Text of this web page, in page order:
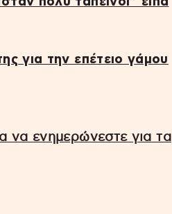
για την επέτειο γάμου
να ενημερώνεστε για τα